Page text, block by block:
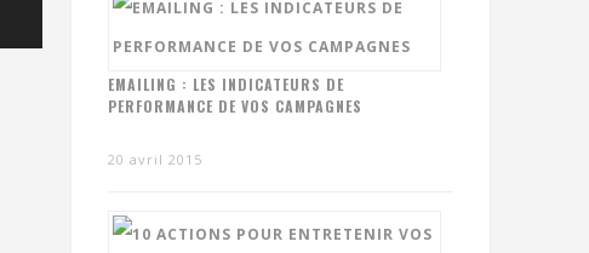
EMAILING : LES INDICATEURS DE
PERFORMANCE DE VOS CAMPAGNES
20 avril 2015